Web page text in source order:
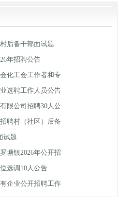
后备干部面试题
年招聘公告
化工会工作者和专
选聘工作人员公告
限公司招聘30人公
聘村（社区）后备
试题
塘镇2026年公开招
选调10人公告
企业公开招聘工作